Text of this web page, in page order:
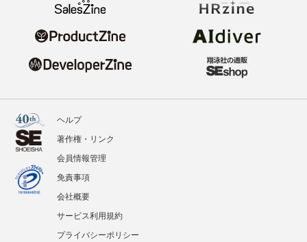
ヘルプ
著作権・リンク
会員情報管理
免責事項
会社概要
サービス利用規約
プライバシーポリシー